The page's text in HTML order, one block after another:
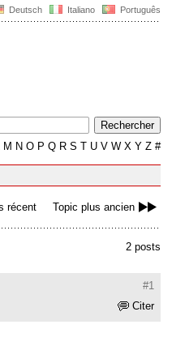
Deutsch Italiano Português
M N O P Q R S T U V W X Y Z #
récent Topic plus ancien
2 posts
#1
Citer